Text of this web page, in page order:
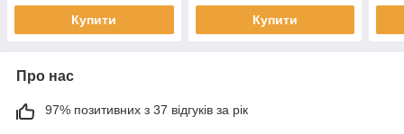
Купити Купити
Про нас
97% позитивних з 37 відгуків за рік